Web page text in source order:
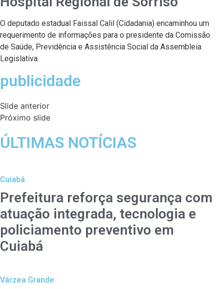
O deputado estadual Faissal Calil (Cidadania) encaminhou um
requerimento de informações para o presidente da Comissão
de Saúde, Previdência e Assistência Social da Assembleia
Legislativa
publicidade
Slide anterior
Próximo slide
ÚLTIMAS NOTÍCIAS
Cuiabá
Prefeitura reforça segurança com
atuação integrada, tecnologia e
policiamento preventivo em
Cuiabá
Várzea Grande